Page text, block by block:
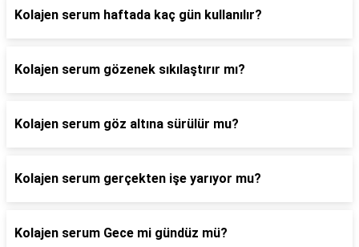
Kolajen serum haftada kaç gün kullanılır?
Kolajen serum gözenek sıkılaştırır mı?
Kolajen serum göz altına sürülür mu?
Kolajen serum gerçekten işe yarıyor mu?
Kolajen serum Gece mi gündüz mü?